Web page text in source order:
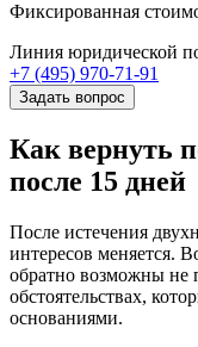
Фиксированная
Линия юридической
+7 (495) 970-71-91
Задать вопрос
Как вернуть
после 15 дней
После истечения
интересов меняется.
обратно возможны не
обстоятельствах,
основаниями.